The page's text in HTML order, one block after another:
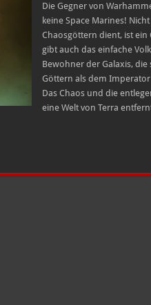
Die Gegner von
keine Space Marines!
Chaosgöttern dient, ist ein
gibt auch das einfache
Bewohner der Galaxis, die
Göttern als dem
Das Chaos und die
eine Welt von Terra